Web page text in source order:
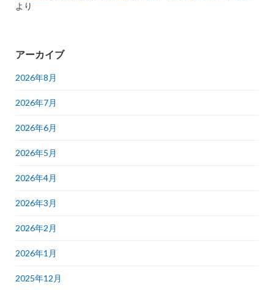
より
アーカイブ
2026年8月
2026年7月
2026年6月
2026年5月
2026年4月
2026年3月
2026年2月
2026年1月
2025年12月